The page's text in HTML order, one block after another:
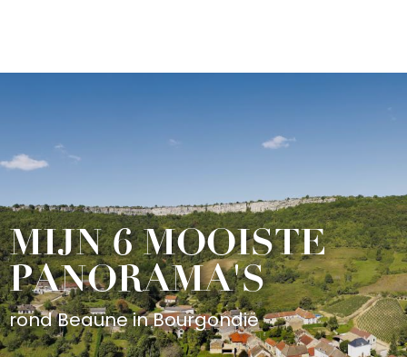
principal
MIJN 6 MOOISTE
PANORAMA'S
rond Beaune in Bourgondië